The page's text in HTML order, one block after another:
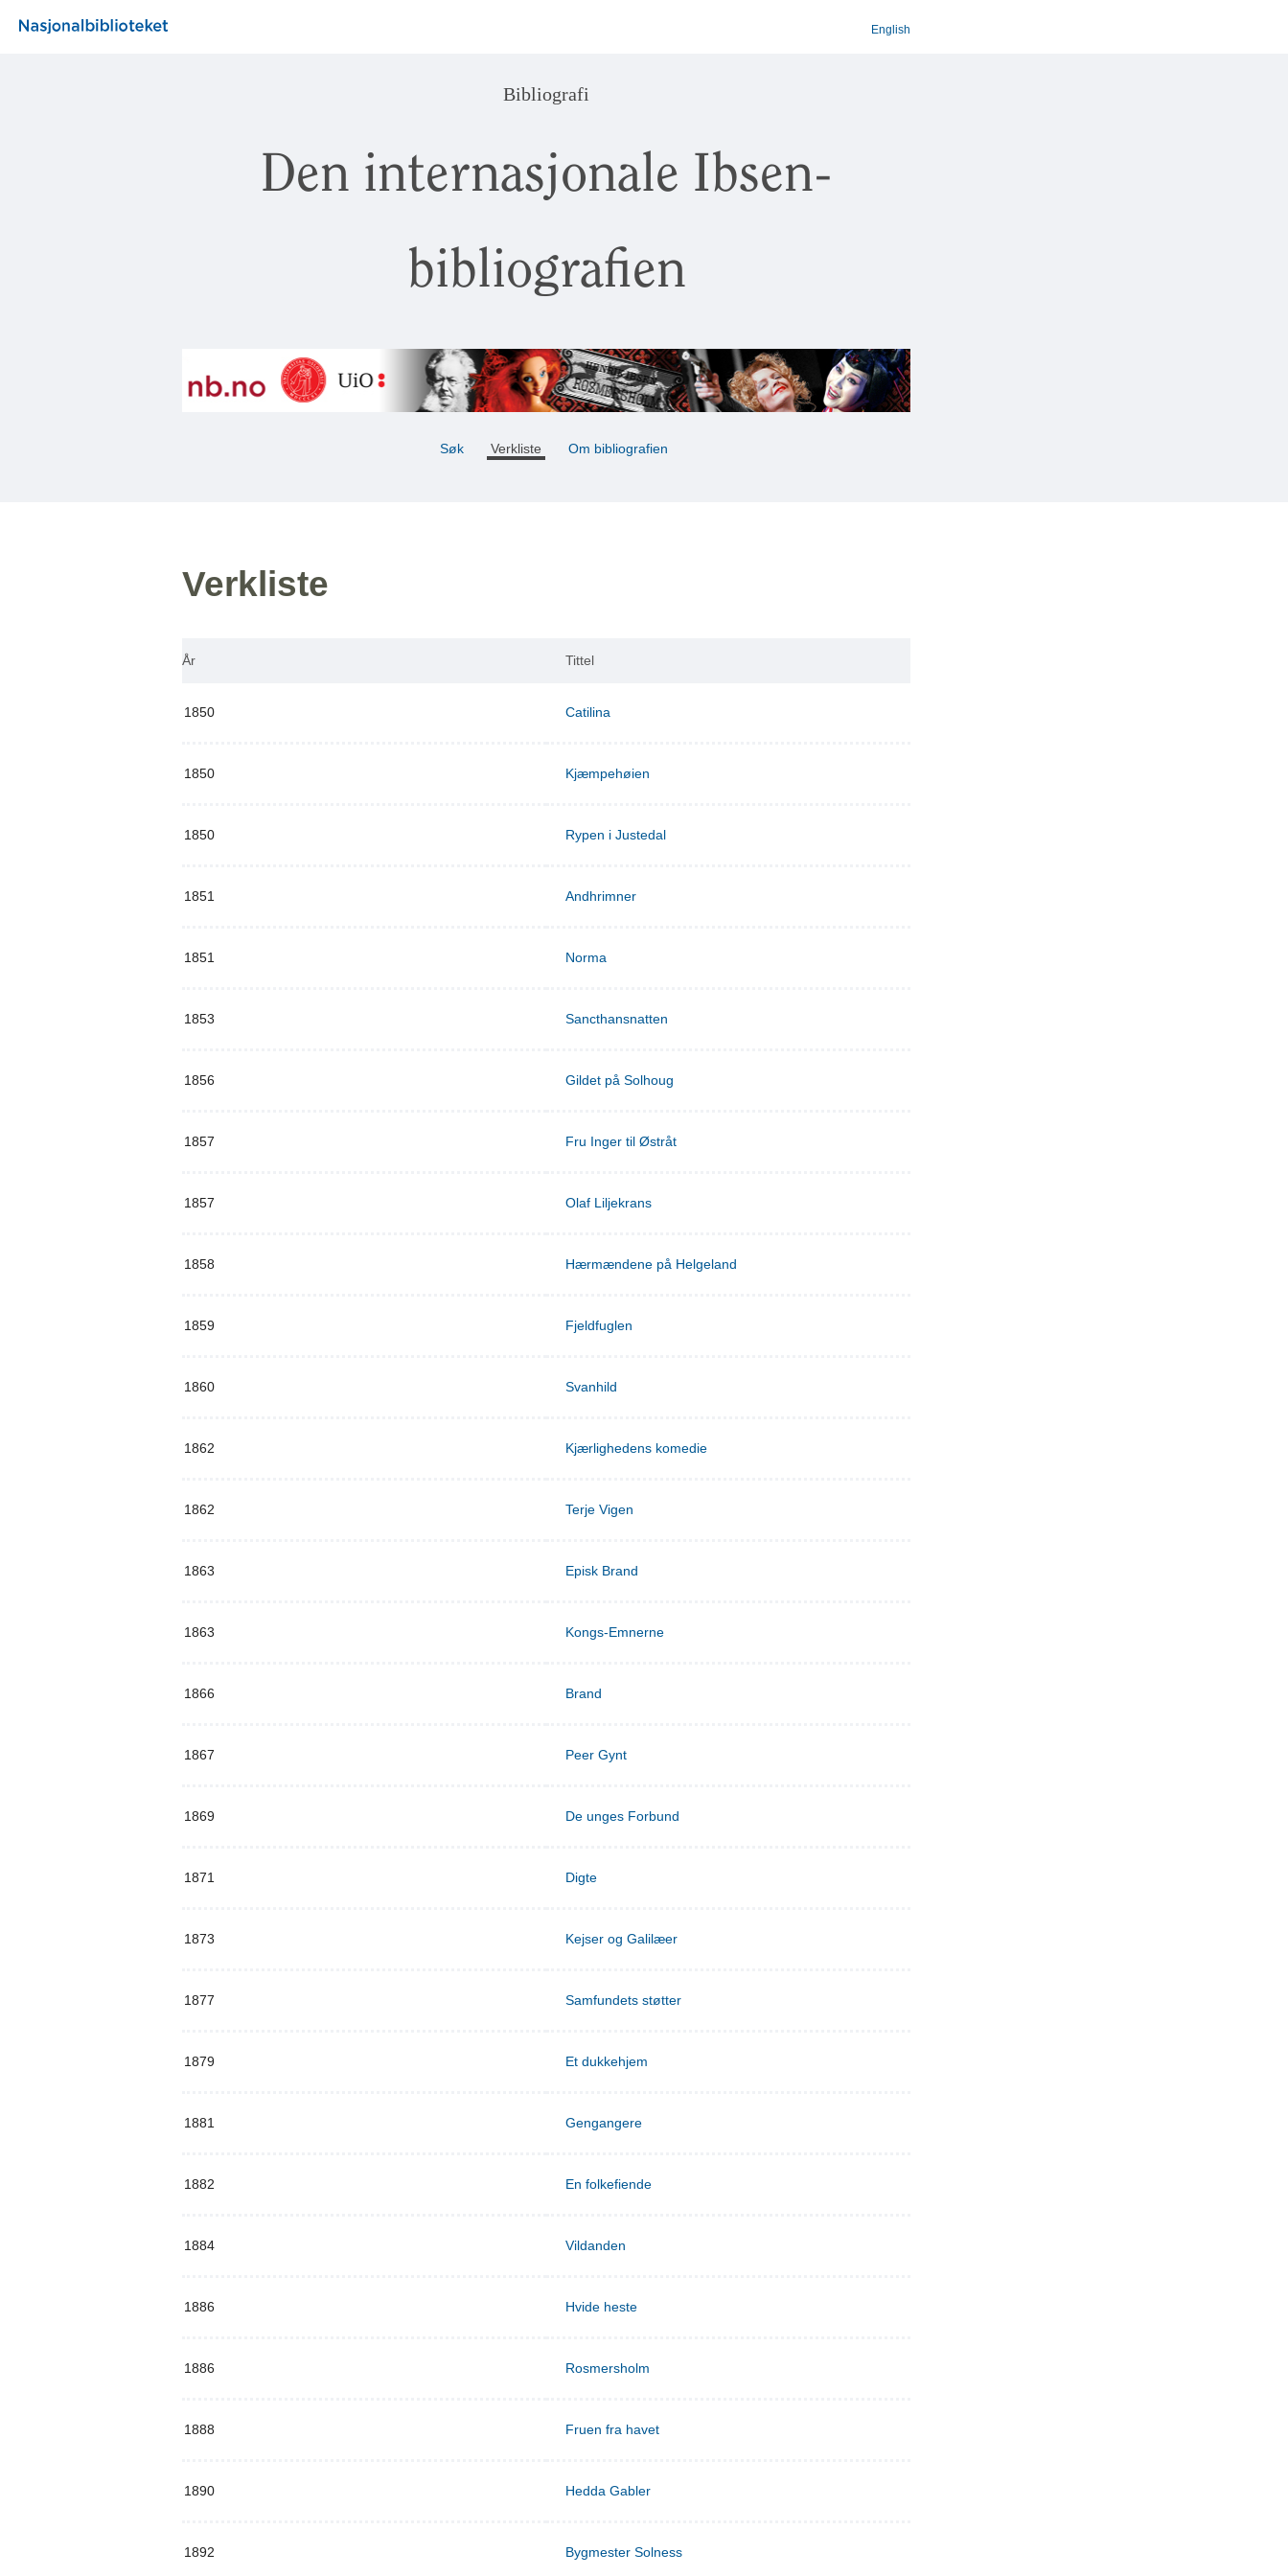
English
Bibliografi
Den internasjonale Ibsen-
bibliografien
Søk Verkliste Om bibliografien
Verkliste
År Tittel
1850 Catilina
1850 Kjæmpehøien
1850 Rypen i Justedal
1851 Andhrimner
1851 Norma
1853 Sancthansnatten
1856 Gildet på Solhoug
1857 Fru Inger til Østråt
1857 Olaf Liljekrans
1858 Hærmændene på Helgeland
1859 Fjeldfuglen
1860 Svanhild
1862 Kjærlighedens komedie
1862 Terje Vigen
1863 Episk Brand
1863 Kongs-Emnerne
1866 Brand
1867 Peer Gynt
1869 De unges Forbund
1871 Digte
1873 Kejser og Galilæer
1877 Samfundets støtter
1879 Et dukkehjem
1881 Gengangere
1882 En folkefiende
1884 Vildanden
1886 Hvide heste
1886 Rosmersholm
1888 Fruen fra havet
1890 Hedda Gabler
1892 Bygmester Solness